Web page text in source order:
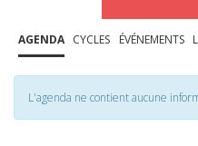
AGENDA CYCLES ÉVÉNEMENTS
L'agenda ne contient aucune